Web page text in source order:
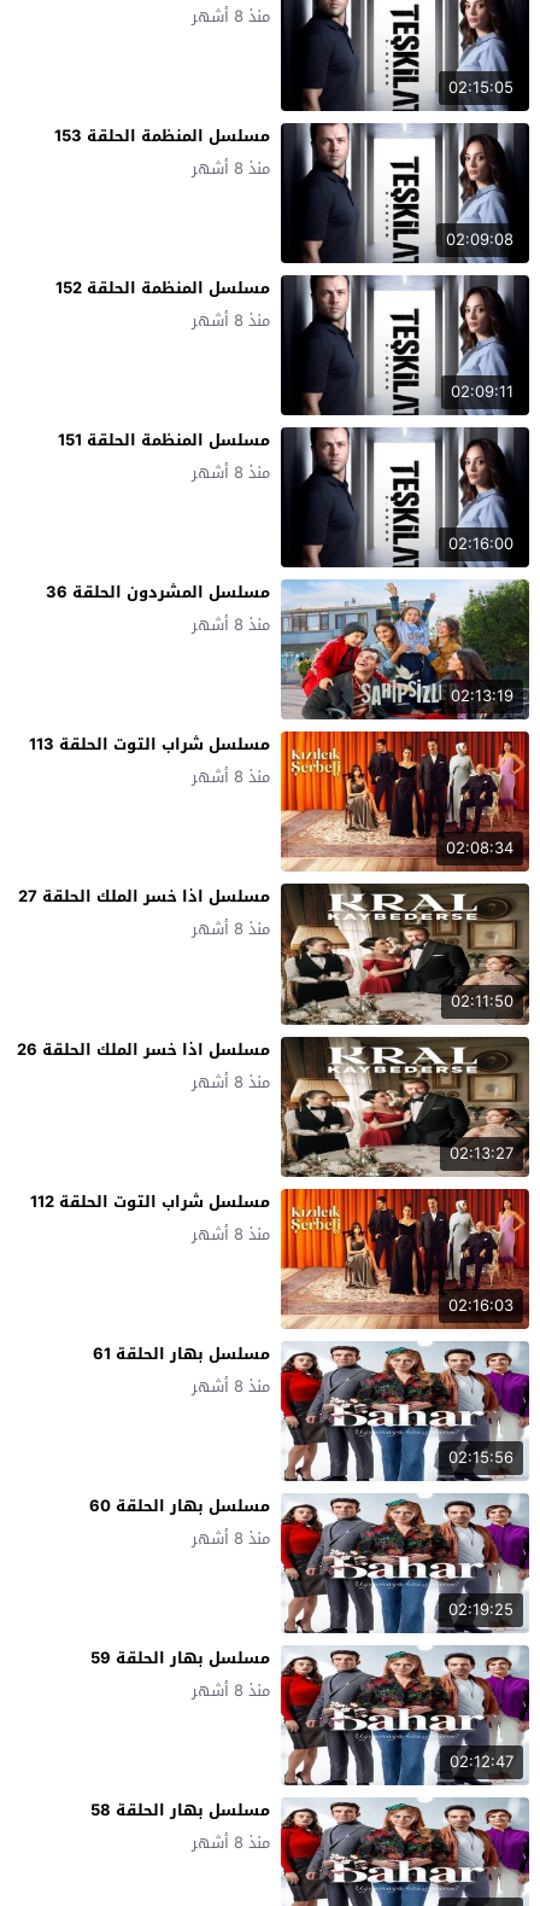
02:15:05
منذ 8 أشهر
02:09:08
مسلسل المنظمة الحلقة 153
منذ 8 أشهر
02:09:11
مسلسل المنظمة الحلقة 152
منذ 8 أشهر
02:16:00
مسلسل المنظمة الحلقة 151
منذ 8 أشهر
02:13:19
مسلسل المشردون الحلقة 36
منذ 8 أشهر
02:08:34
مسلسل شراب التوت الحلقة 113
منذ 8 أشهر
02:11:50
مسلسل اذا خسر الملك الحلقة 27
منذ 8 أشهر
02:13:27
مسلسل اذا خسر الملك الحلقة 26
منذ 8 أشهر
02:16:03
مسلسل شراب التوت الحلقة 112
منذ 8 أشهر
02:15:56
مسلسل بهار الحلقة 61
منذ 8 أشهر
02:19:25
مسلسل بهار الحلقة 60
منذ 8 أشهر
02:12:47
مسلسل بهار الحلقة 59
منذ 8 أشهر
مسلسل بهار الحلقة 58
منذ 8 أشهر